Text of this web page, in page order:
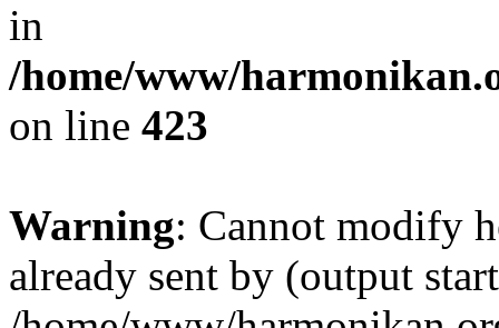
in
/home/www/
on line 423
Warning: Cannot modify
already sent by (output